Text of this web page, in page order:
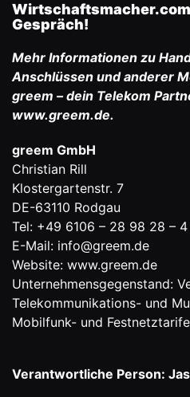
Gespräch!
Mehr Informationen zu
Anschlüssen und anderer
greem – dein Telekom
www.greem.de.
greem GmbH
Christian Rill
Klostergartenstr. 7
DE-63110 Rodgau
Tel: +49 6106 – 28 98 28 – 4
E-Mail: info@greem.de
Website: www.greem.de
Unternehmensgegenstand:
Telekommunikations- und
Mobilfunk- und
Verantwortliche Person: